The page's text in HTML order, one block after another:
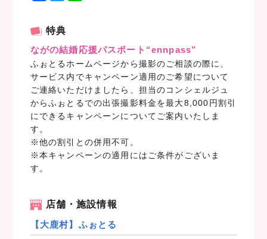
e
b
o
o
k
t
t
e
r
特典
ながの結婚応援パスポート“ennpass”
ふぉとるホームページから撮影のご相談の際に、
サービス内でキャンペーン適用のご希望について
ご連絡いただけましたら、担当のコンシェルジュ
からふぉとるでの出張撮影料金を最大8,000円割引
にできるキャンペーンについてご案内いたしま
す。
※他の割引との併用不可。
※本キャンペーンの適用にはご条件がございま
す。
店舗・施設情報
【大鹿村】ふぉとる